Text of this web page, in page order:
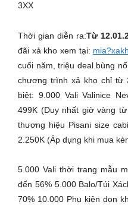
3XX
Thời gian diễn ra:Từ
đãi xả kho xem tại:
cuối năm, triệu deal bùng
chương trình xả kho chỉ từ
biệt: 9.000 Vali Valinice
499K (Duy nhất giờ vàng
thương hiệu Pisani size
2.250K (Áp dụng khi mua
5.000 Vali thời trang mẫu
đến 56% 5.000 Balo/Túi
70% 10.000 Phụ kiện dọn